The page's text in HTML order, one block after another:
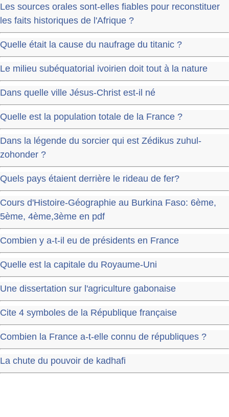
Les sources orales sont-elles fiables pour reconstituer
les faits historiques de l'Afrique ?
Quelle était la cause du naufrage du titanic ?
Le milieu subéquatorial ivoirien doit tout à la nature
Dans quelle ville Jésus-Christ est-il né
Quelle est la population totale de la France ?
Dans la légende du sorcier qui est Zédikus zuhul-
zohonder ?
Quels pays étaient derrière le rideau de fer?
Cours d'Histoire-Géographie au Burkina Faso: 6ème,
5ème, 4ème,3ème en pdf
Combien y a-t-il eu de présidents en France
Quelle est la capitale du Royaume-Uni
Une dissertation sur l'agriculture gabonaise
Cite 4 symboles de la République française
Combien la France a-t-elle connu de républiques ?
La chute du pouvoir de kadhafi